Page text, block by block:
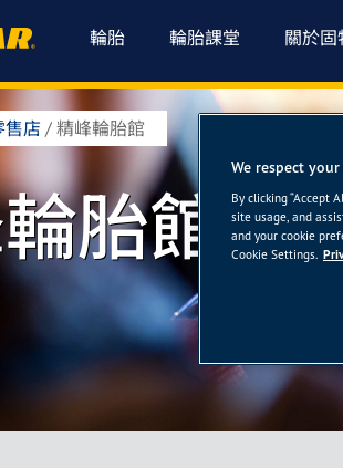
輪胎 輪胎課堂 關於固
售店 / 精峰輪胎館
胎館
We respect
By clicking “Accept
site usage, and
and your cookie
Cookie Settings.